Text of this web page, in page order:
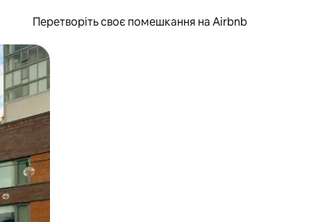
Перетворіть своє помешкання на Airbnb